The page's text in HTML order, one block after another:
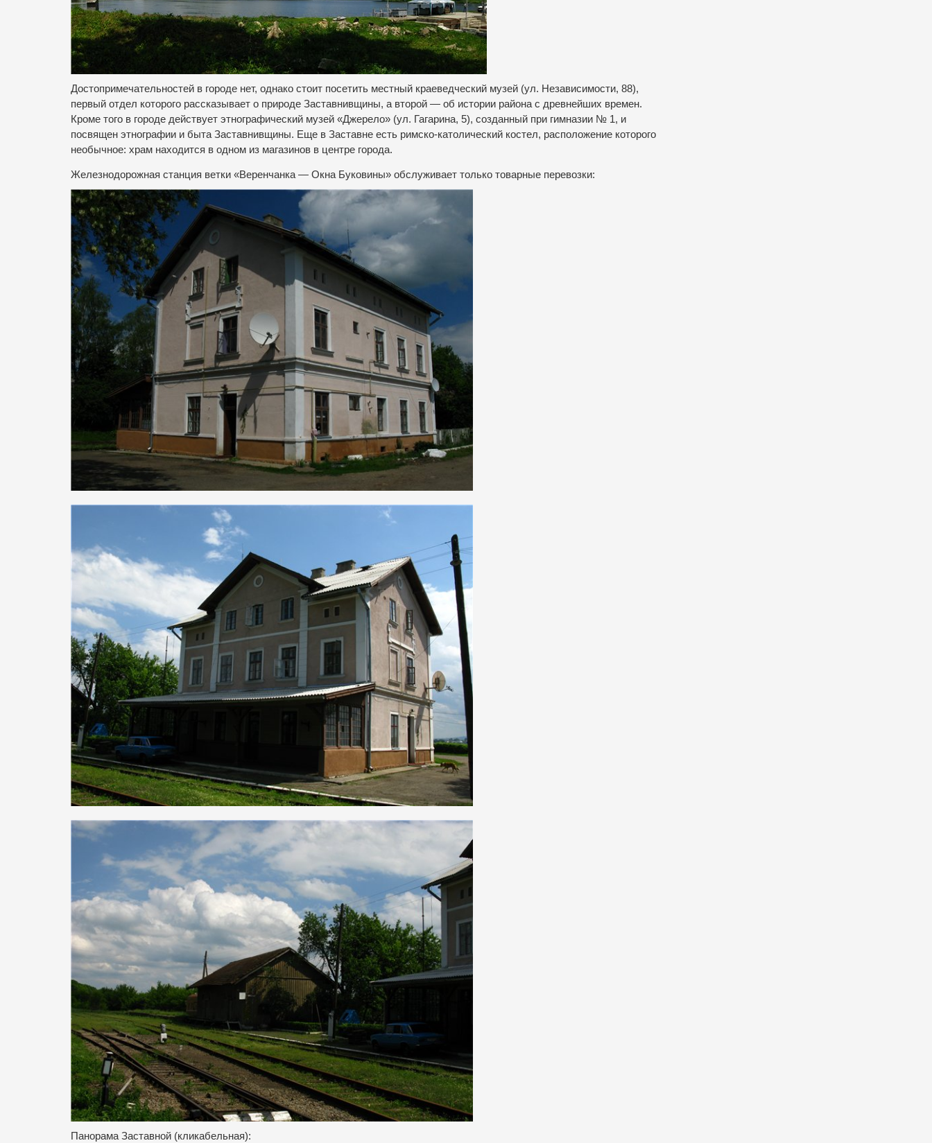
Достопримечательностей в городе нет, однако стоит посетить местный краеведческий музей (ул. Независимости, 88),
первый отдел которого рассказывает о природе Заставнивщины, а второй — об истории района с древнейших времен.
Кроме того в городе действует этнографический музей «Джерело» (ул. Гагарина, 5), созданный при гимназии № 1, и
посвящен этнографии и быта Заставнивщины. Еще в Заставне есть римско-католический костел, расположение которого
необычное: храм находится в одном из магазинов в центре города.
Железнодорожная станция ветки «Веренчанка — Окна Буковины» обслуживает только товарные перевозки:
Панорама Заставной (кликабельная):